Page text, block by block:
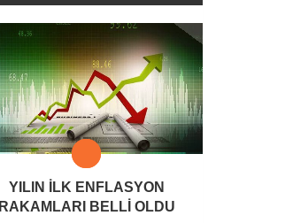
YILIN İLK ENFLASYON
RAKAMLARI BELLİ OLDU